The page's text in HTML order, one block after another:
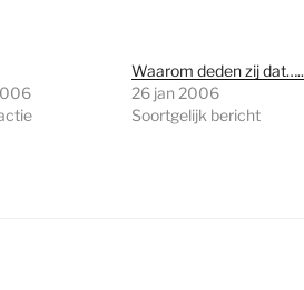
Waarom deden zij dat…..
26 jan 2006
Soortgelijk bericht